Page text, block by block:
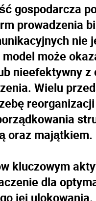
gospodarcza
prowadzenia
nie
może
nieefektywny
Wielu
oraz majątkiem.
kluczowym
dla
jej